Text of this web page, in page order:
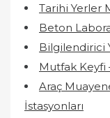
Tarihi Yerler
Beton
Bilgilendirici
Mutfak Keyfi
Araç
İstasyonları